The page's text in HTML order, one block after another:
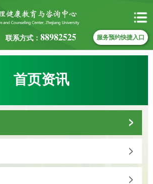
服务预约快捷入口
联系方式： 88982525
首页资讯